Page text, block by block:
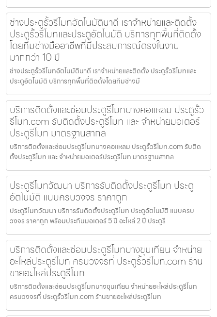
ช่างประตูรั้วรีโมทอัตโนมัตินาดี เราจำหน่ายและติดตั้ง
ประตูรั้วรีโมทและประตูอัตโนมัติ บริการทุกพื้นที่ติดตั้ง
โดยทีมช่างมืออาชีพที่มีประสบการณ์ตรงในงาน
มากกว่า 10 ปี
ช่างประตูรั้วรีโมทอัตโนมัตินาดี เราจำหน่ายและติดตั้ง ประตูรั้วรีโมทและ
ประตูอัตโนมัติ บริการทุกพื้นที่ติดตั้งโดยทีมช่างมื
บริการติดตั้งและซ่อมประตูรีโมทบางคอแหลม ประตูรั้ว
รีโมท.com รับติดตั้งประตูรีโมท และ จำหน่ายมอเตอร์
ประตูรีโมท มาตรฐานสากล
บริการติดตั้งและซ่อมประตูรีโมทบางคอแหลม ประตูรั้วรีโมท.com รับติด
ตั้งประตูรีโมท และ จำหน่ายมอเตอร์ประตูรีโมท มาตรฐานสากล
ประตูรีโมทวัฒนา บริการรับติดตั้งประตูรีโมท ประตู
อัตโนมัติ แบบครบวงจร ราคาถูก
ประตูรีโมทวัฒนา บริการรับติดตั้งประตูรีโมท ประตูอัตโนมัติ แบบครบ
วงจร ราคาถูก พร้อมประกันมอเตอร์ 5 ปี อะไหล่ 2 ปี ประตูรี
บริการติดตั้งและซ่อมประตูรีโมทบางขุนเทียน จำหน่าย
อะไหล่ประตูรีโมท ครบวงจรที่ ประตูรั้วรีโมท.com ร้าน
ขายอะไหล่ประตูรีโมท
บริการติดตั้งและซ่อมประตูรีโมทบางขุนเทียน จำหน่ายอะไหล่ประตูรีโมท
ครบวงจรที่ ประตูรั้วรีโมท.com ร้านขายอะไหล่ประตูรีโมท